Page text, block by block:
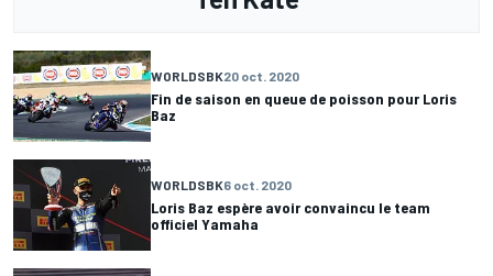
WORLDSBK20 oct. 2020
Fin de saison en queue de poisson pour Loris
Baz
WORLDSBK6 oct. 2020
Loris Baz espère avoir convaincu le team
officiel Yamaha